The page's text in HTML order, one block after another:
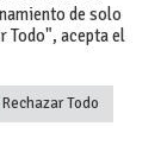
de solo
Todo", acepta el
Rechazar Todo